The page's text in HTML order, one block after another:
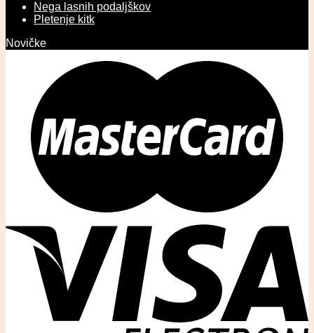
Nega lasnih podaljškov
Pletenje kitk
Novičke